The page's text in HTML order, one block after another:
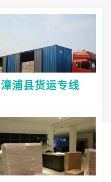
漳浦县货运专线